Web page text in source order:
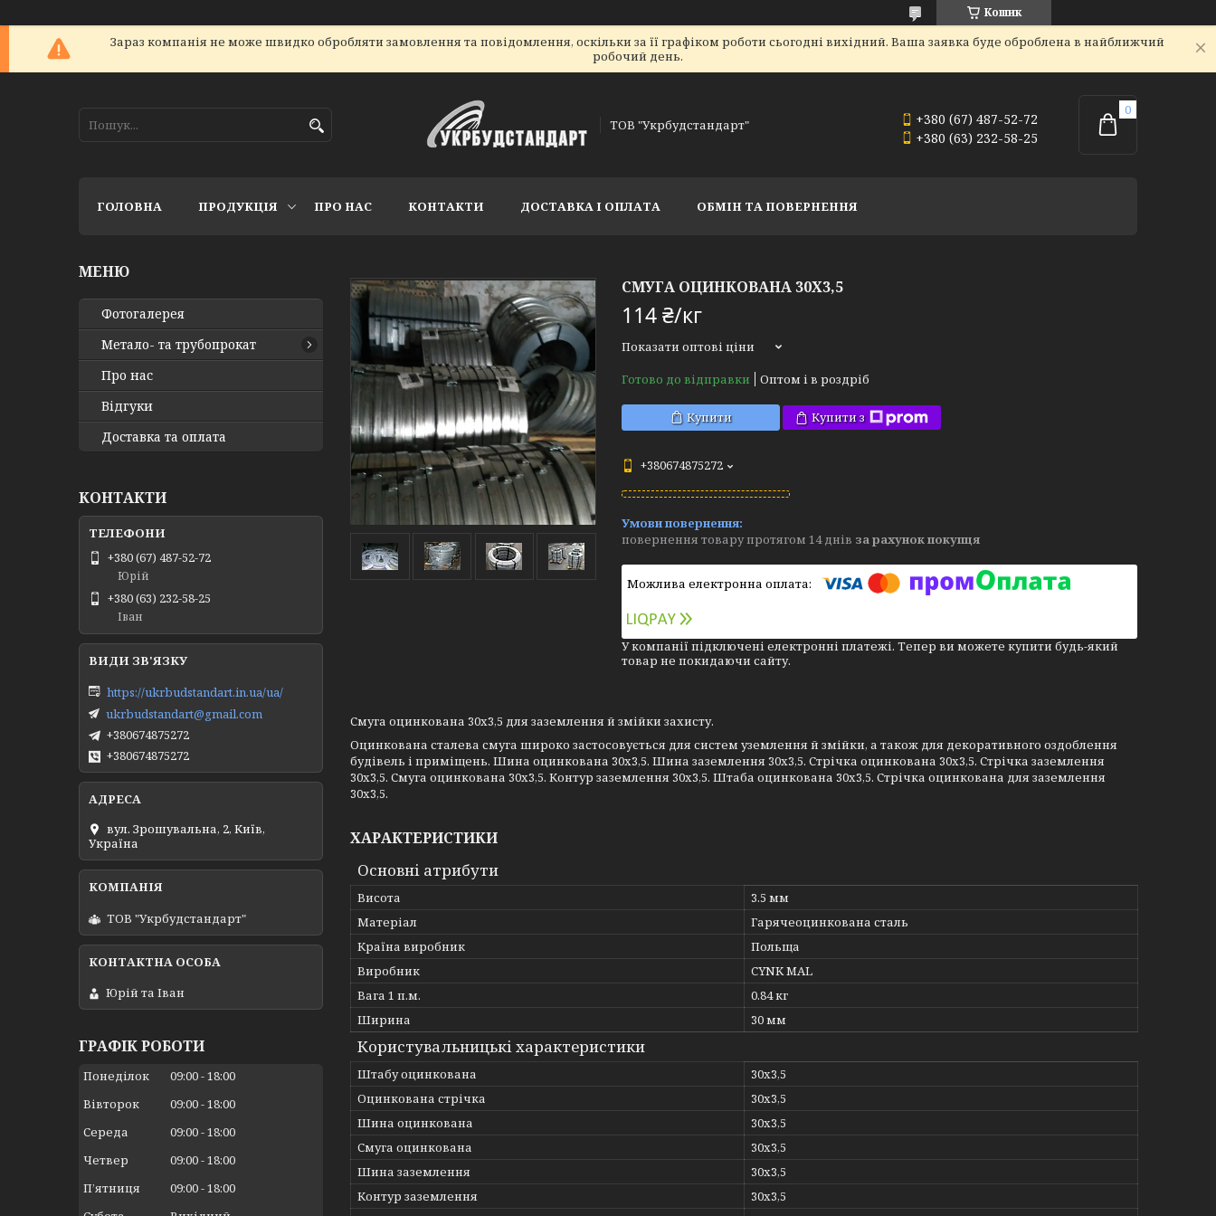
Кошик
Зараз компанія не може швидко обробляти замовлення та повідомлення, оскільки за її графіком роботи сьогодні вихідний. Ваша заявка буде оброблена в найближчий
робочий день.
ТОВ "Укрбудстандарт"
+380 (67) 487-52-72
+380 (63) 232-58-25
ГОЛОВНА ПРОДУКЦІЯ ПРО НАС КОНТАКТИ ДОСТАВКА І ОПЛАТА ОБМІН ТА ПОВЕРНЕННЯ
СМУГА ОЦИНКОВАНА 30Х3,5
114 ₴/кг
Показати оптові ціни
Готово до відправки
Оптом і в роздріб
Купити Купити з
+380674875272
повернення товару протягом 14 днів за рахунок покупця
У компанії підключені електронні платежі. Тепер ви можете купити будь-який
товар не покидаючи сайту.
Смуга оцинкована 30х3,5 для заземлення й змійки захисту.
Оцинкована сталева смуга широко застосовується для систем уземлення й змійки, а також для декоративного оздоблення
будівель і приміщень. Шина оцинкована 30х3,5. Шина заземлення 30х3,5. Стрічка оцинкована 30х3,5. Стрічка заземлення
30х3,5. Смуга оцинкована 30х3,5. Контур заземлення 30х3,5. Штаба оцинкована 30х3,5. Стрічка оцинкована для заземлення
30х3,5.
ХАРАКТЕРИСТИКИ
Основні атрибути
Висота
3.5 мм
Матеріал
Гарячеоцинкована сталь
Країна виробник
Польща
Виробник
CYNK MAL
Вага 1 п.м.
0.84 кг
Ширина
30 мм
Користувальницькі характеристики
Штабу оцинкована
30х3,5
Оцинкована стрічка
30х3,5
Шина оцинкована
30х3,5
Смуга оцинкована
30х3,5
Шина заземлення
30х3,5
Контур заземлення
30х3,5
Фотогалерея
Метало- та трубопрокат
Про нас
Відгуки
Доставка та оплата
КОНТАКТИ
+380 (67) 487-52-72
Юрій
+380 (63) 232-58-25
Іван
https://ukrbudstandart.in.ua/ua/
ukrbudstandart@gmail.com
+380674875272
+380674875272
вул. Зрошувальна, 2, Київ,
Україна
ТОВ "Укрбудстандарт"
Юрій та Іван
ГРАФІК РОБОТИ
Понеділок 09:00 18:00
Вівторок
09:00 18:00
Середа
09:00 18:00
Четвер
09:00 18:00
Пʼятниця
09:00 18:00